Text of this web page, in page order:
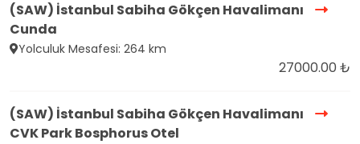
(SAW) İstanbul Sabiha Gökçen Havalimanı
Cunda
Yolculuk Mesafesi: 264 km
27000.00 ₺
(SAW) İstanbul Sabiha Gökçen Havalimanı
CVK Park Bosphorus Otel